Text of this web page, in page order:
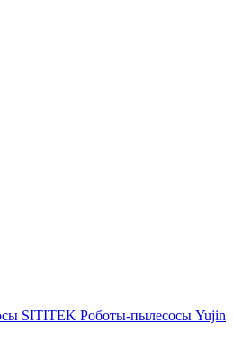
SITITEK Роботы-пылесосы Yujin